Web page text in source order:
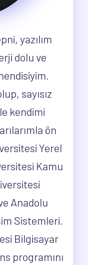
yazılım
dolu ve
sayısız
kendimi
ön
Yerel
Kamu
Anadolu
Sistemleri.
Bilgisayar
programını